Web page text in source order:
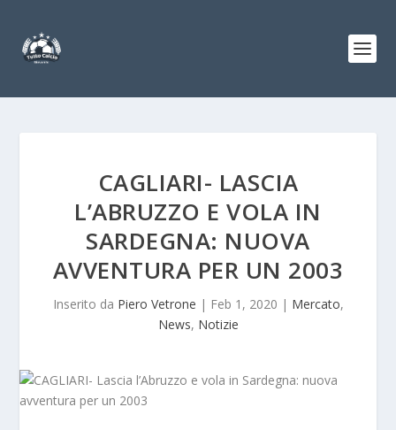
CAGLIARI- LASCIA
L’ABRUZZO E VOLA IN
SARDEGNA: NUOVA
AVVENTURA PER UN 2003
Inserito da Piero Vetrone | Feb 1, 2020 | Mercato,
News, Notizie